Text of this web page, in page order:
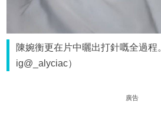
陳婉衡更在片中曬出打針嘅全過程
ig@_alyciac）
廣告